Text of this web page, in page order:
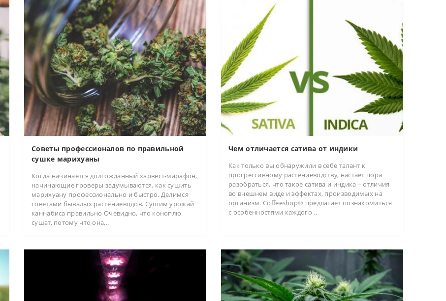
Советы профессионалов по правильной
сушке марихуаны
Когда начинается долгожданный харвест-марафон,
начинающие гроверы задумываются, как сушить
марихуану профессионально и быстро. Делимся
советами бывалых растениеводов. Сушим урожай
каннабиса правильно Очевидно, что коноплю
сушат, потому что она,..
Чем отличается сатива от индики
Как только вы обнаружили в себе талант к
прогрессивному растениеводству, настаёт пора
разобраться, что такое сатива и индика – отличия
во внешнем виде и эффектах, производимых на
организм. Coffeeshop® предлагает познакомиться
с особенностями каждого ..